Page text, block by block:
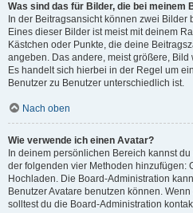
Was sind das für Bilder, die bei meinem
In der Beitragsansicht können zwei
Eines dieser Bilder ist meist mit deinem
Kästchen oder Punkte, die deine
angeben. Das andere, meist größere, Bild
Es handelt sich hierbei in der Regel um
Benutzer zu Benutzer unterschiedlich ist.
Nach oben
Wie verwende ich einen Avatar?
In deinem persönlichen Bereich kannst
der folgenden vier Methoden hinzufügen:
Hochladen. Die Board-Administration
Benutzer Avatare benutzen können.
solltest du die Board-Administration